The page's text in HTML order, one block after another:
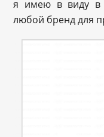
я имею в виду в
любой бренд для